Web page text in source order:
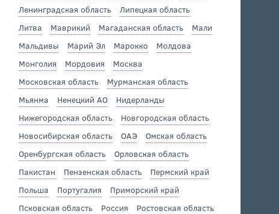
Ленинградская область
Липецкая область
Литва
Маврикий Магаданская область
Мали
Мальдивы
Марий Эл Марокко
Молдова
Монголия
Мордовия
Москва
Московская область
Мурманская область
Мьянма
Ненецкий АО
Нидерланды
Нижегородская область
Новгородская область
Новосибирская область
ОАЭ
Омская область
Оренбургская область
Орловская область
Пакистан
Пензенская область
Пермский край
Польша
Португалия
Приморский край
Псковская область
Россия
Ростовская область